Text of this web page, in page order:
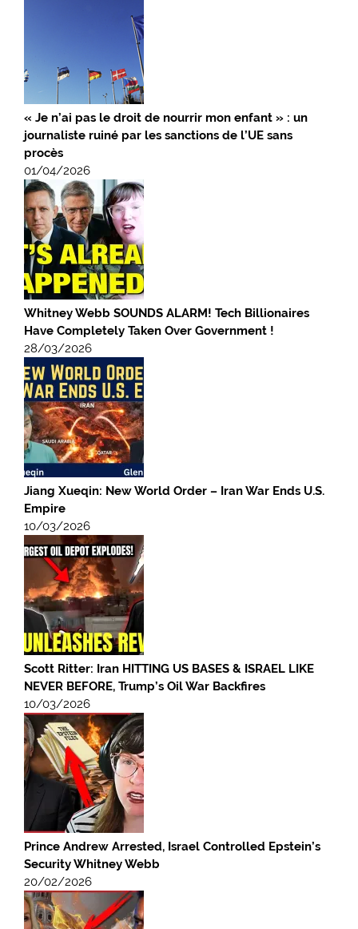
« Je n’ai pas le droit de nourrir mon enfant » : un
journaliste ruiné par les sanctions de l’UE sans
procès
01/04/2026
Whitney Webb SOUNDS ALARM! Tech Billionaires
Have Completely Taken Over Government !
28/03/2026
Jiang Xueqin: New World Order – Iran War Ends U.S.
Empire
10/03/2026
Scott Ritter: Iran HITTING US BASES & ISRAEL LIKE
NEVER BEFORE, Trump’s Oil War Backfires
10/03/2026
Prince Andrew Arrested, Israel Controlled Epstein’s
Security Whitney Webb
20/02/2026